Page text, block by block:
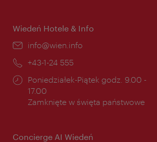
Wiedeń Hotele & Info
E-
info@wien.info
Telefon:
+43-1-24 555
Godziny
otwarcia:
Poniedziałek-Piątek godz. 9.00 -
17.00
Zamknięte w święta państwowe
Concierge AI Wiedeń